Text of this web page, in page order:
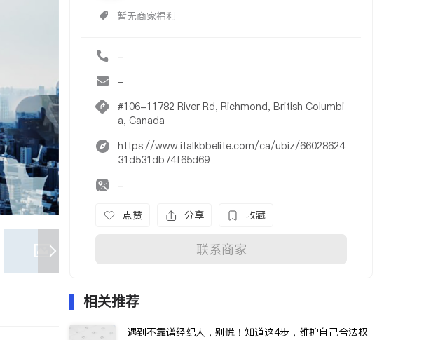
暂无商家福利
-
-
#106-11782 River Rd, Richmond, British Columbi
a, Canada
https://www.italkbbelite.com/ca/ubiz/66028624
31d531db74f65d69
-
点赞 分享 收藏
联系商家
相关推荐
遇到不靠谱经纪人，别慌！知道这4步，维护自己合法权